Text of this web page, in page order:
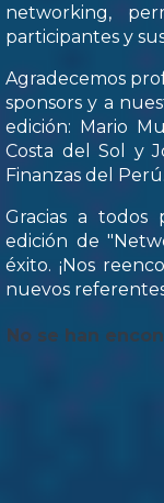
networking,
participantes y
Agradecemos
sponsors y a
edición: Mario
Costa del Sol y
Finanzas del Perú.
Gracias a todos
edición de
éxito. ¡Nos
nuevos
No se han